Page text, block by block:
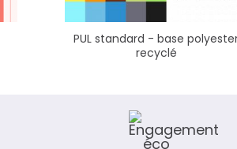
PUL standard - base polyester
recyclé